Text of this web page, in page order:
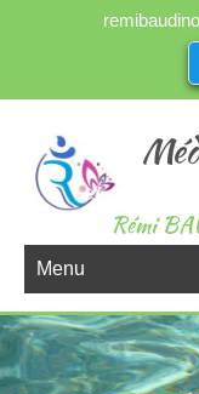
Rémi
Menu